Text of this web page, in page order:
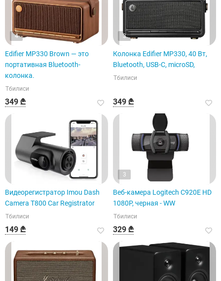
4
Edifier MP330 Brown — это
портативная Bluetooth-
колонка.
Тбилиси
349 ₾
3
Колонка Edifier MP330, 40 Вт,
Bluetooth, USB-C, microSD,
Тбилиси
349 ₾
Видеорегистратор Imou Dash
Camera T800 Car Registrator
Тбилиси
149 ₾
3
Веб-камера Logitech C920E HD
1080P, черная - WW
Тбилиси
329 ₾